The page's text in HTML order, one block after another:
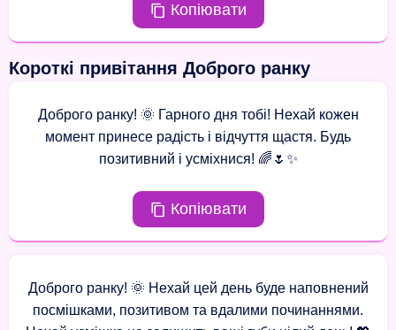
Копіювати
Короткі привітання Доброго ранку
Доброго ранку! 🌞 Гарного дня тобі! Нехай кожен
момент принесе радість і відчуття щастя. Будь
позитивний і усміхнися! 🌈🌷✨
Копіювати
Доброго ранку! 🌞 Нехай цей день буде наповнений
посмішками, позитивом та вдалими починаннями.